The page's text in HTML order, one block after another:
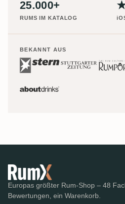
25.000+
RUMS IM KATALOG
BEKANNT AUS
Europas größter Rum-Shop – 48
Bewertungen, ein Warenkorb.